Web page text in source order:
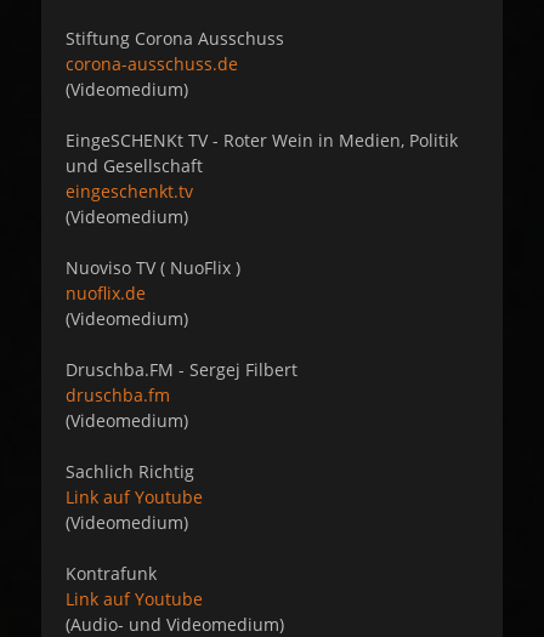
Stiftung Corona Ausschuss
corona-ausschuss.de
(Videomedium)
EingeSCHENKt TV - Roter Wein in Medien, Politik
und Gesellschaft
eingeschenkt.tv
(Videomedium)
Nuoviso TV ( NuoFlix )
nuoflix.de
(Videomedium)
Druschba.FM - Sergej Filbert
druschba.fm
(Videomedium)
Sachlich Richtig
Link auf Youtube
(Videomedium)
Kontrafunk
Link auf Youtube
(Audio- und Videomedium)